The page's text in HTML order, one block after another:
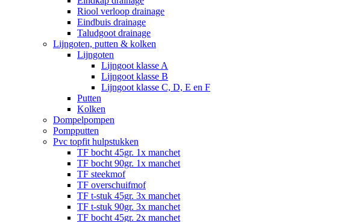
Riool verloop drainage
Eindbuis drainage
Taludgoot drainage
Lijngoten, putten & kolken
Lijngoten
Lijngoot klasse A
Lijngoot klasse B
Lijngoot klasse C, D, E en F
Putten
Kolken
Dompelpompen
Pompputten
Pvc topfit hulpstukken
TF bocht 45gr. 1x manchet
TF bocht 90gr. 1x manchet
TF steekmof
TF overschuifmof
TF t-stuk 45gr. 3x manchet
TF t-stuk 90gr. 3x manchet
TF bocht 45gr. 2x manchet